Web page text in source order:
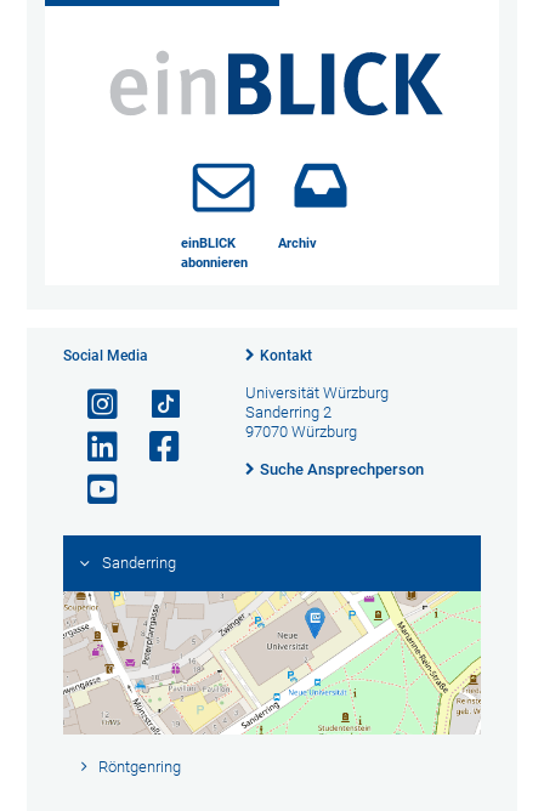
einBLICK
abonnieren
Archiv
Social Media Kontakt
Universität Würzburg
Sanderring 2
97070 Würzburg
Suche Ansprechperson
Sanderring
Röntgenring